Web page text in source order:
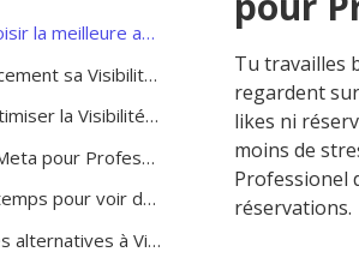
Comment choisir la meilleure agence pour optimiser sa Visibilité sur Meta pour Professionel de la beauté à Waterloo
Choisir efficacement sa Visibilité sur Meta pour Professionel de la beauté à Waterloo
Comment optimiser la Visibilité sur Meta pour Professionel de la beauté à Waterloo
Visibilité sur Meta pour Professionel de la beauté à Waterloo
Combien de temps pour voir des résultats avec Visibilité sur Meta à Waterloo
Les meilleures alternatives à Visibilité sur Meta pour Professionel de la beauté à Waterloo
Tu travailles
regardent
likes ni
moins de
Professionel
réservations.